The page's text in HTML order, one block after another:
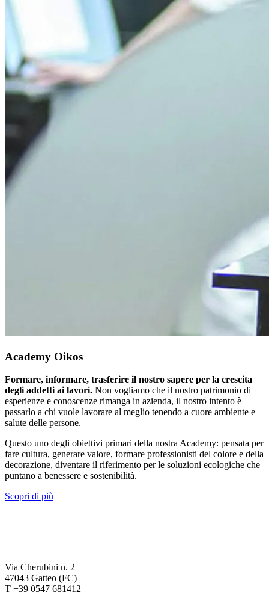
Academy Oikos
Formare, informare, trasferire il nostro sapere per la crescita
degli addetti ai lavori. Non vogliamo che il nostro patrimonio di
esperienze e conoscenze rimanga in azienda, il nostro intento è
passarlo a chi vuole lavorare al meglio tenendo a cuore ambiente e
salute delle persone.
Questo uno degli obiettivi primari della nostra Academy: pensata per
fare cultura, generare valore, formare professionisti del colore e della
decorazione, diventare il riferimento per le soluzioni ecologiche che
puntano a benessere e sostenibilità.
Scopri di più
Via Cherubini n. 2
47043 Gatteo (FC)
T +39 0547 681412